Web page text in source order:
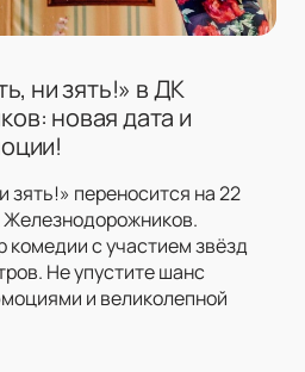
ни зять!» в ДК
новая дата и
зять!» переносится на 22
Железнодорожников.
комедии с участием звёзд
Не упустите шанс
и великолепной